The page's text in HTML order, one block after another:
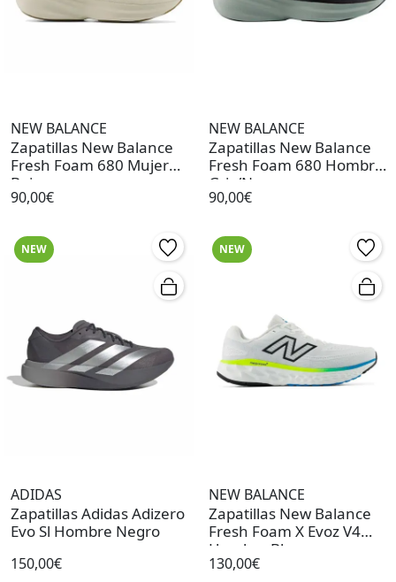
NEW BALANCE
Zapatillas New Balance
Fresh Foam 680 Mujer
Beige
90,00€
NEW BALANCE
Zapatillas New Balance
Fresh Foam 680 Hombre
Gris/Negro
90,00€
NEW
ADIDAS
Zapatillas Adidas Adizero
Evo Sl Hombre Negro
150,00€
NEW
NEW BALANCE
Zapatillas New Balance
Fresh Foam X Evoz V4
Hombre Blanco
130,00€